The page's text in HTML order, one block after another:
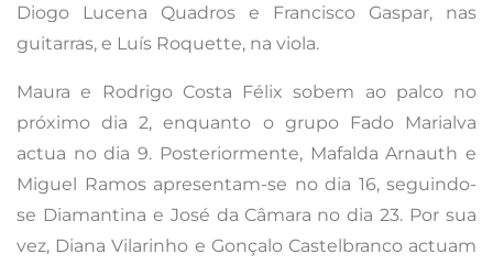
Diogo Lucena Quadros e Francisco Gaspar, nas
guitarras, e Luís Roquette, na viola.
Maura e Rodrigo Costa Félix sobem ao palco no
próximo dia 2, enquanto o grupo Fado Marialva
actua no dia 9. Posteriormente, Mafalda Arnauth e
Miguel Ramos apresentam-se no dia 16, seguindo-
se Diamantina e José da Câmara no dia 23. Por sua
vez, Diana Vilarinho e Gonçalo Castelbranco actuam